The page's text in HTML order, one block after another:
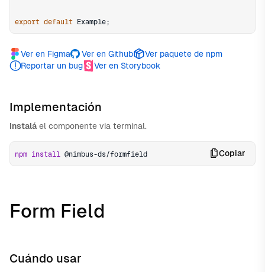
export default Example;
Ver en Figma Ver en Github
Ver paquete de npm
Reportar un bug
Ver en Storybook
Implementación
Instalá el componente via terminal.
npm install @nimbus-ds/formfield Copiar
Form Field
Cuándo usar